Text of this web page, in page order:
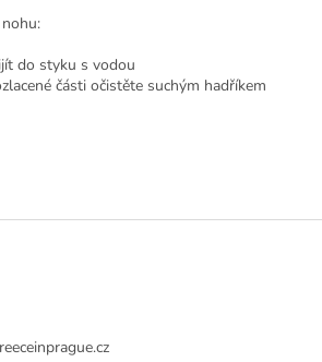
do styku s vodou
části očistěte suchým hadříkem